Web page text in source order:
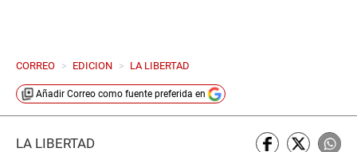
CORREO > EDICION > LA LIBERTAD
Añadir Correo como fuente preferida en
LA LIBERTAD